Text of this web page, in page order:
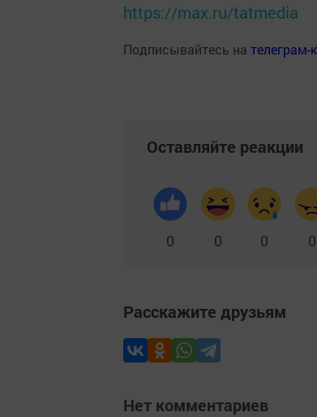
https://max.ru/tatmedia
Подписывайтесь на
Оставляйте реакции
0 0 0 0
Расскажите друзьям
Нет комментариев